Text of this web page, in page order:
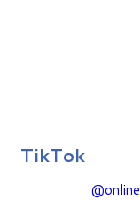
TikTok